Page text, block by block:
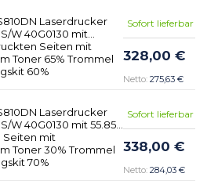
Laserdrucker
W 40G0130 mit
Seiten mit
Toner 65% Trommel
60%
Sofort lieferbar
328,00 €
275,63 €
Laserdrucker
W 40G0130 mit 55.851
mit
Toner 30% Trommel
70%
Sofort lieferbar
338,00 €
284,03 €